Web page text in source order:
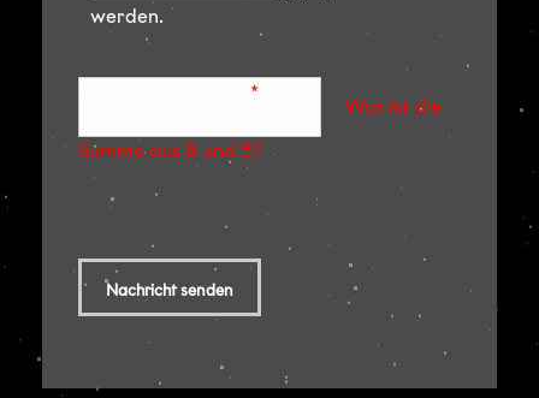
werden.
*
Was ist die
Summe aus 8 und 5?
Nachricht senden